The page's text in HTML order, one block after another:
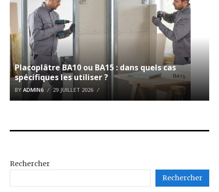
Placoplâtre BA10 ou BA15 : dans quels cas
spécifiques les utiliser ?
BY ADMIN6 29 JUILLET 2026
Rechercher
Rechercher